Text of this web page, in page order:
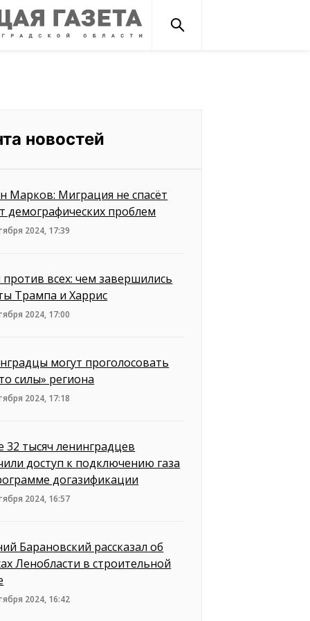
новостей
Марков: Миграция не спасёт
демографических проблем
2024, 17:39
всех: чем завершились
Трампа и Харрис
2024, 17:00
могут проголосовать
силы» региона
2024, 17:18
32 тысяч ленинградцев
доступ к подключению газа
догазификации
2024, 16:57
Барановский рассказал об
Ленобласти в строительной
2024, 16:42